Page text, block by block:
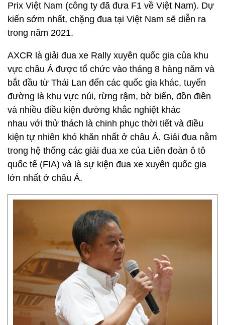
Prix Việt Nam (công ty đã đưa F1 về Việt Nam). Dự
kiến sớm nhất, chặng đua tại Việt Nam sẽ diễn ra
trong năm 2021.
AXCR là giải đua xe Rally xuyên quốc gia của khu
vực châu Á được tổ chức vào tháng 8 hàng năm và
bắt đầu từ Thái Lan đến các quốc gia khác, tuyến
đường là khu vực núi, rừng rậm, bờ biển, đồn điền
và nhiều điều kiện đường khắc nghiệt khác
nhau với thử thách là chinh phục thời tiết và điều
kiện tự nhiên khó khăn nhất ở châu Á. Giải đua nằm
trong hệ thống các giải đua xe của Liên đoàn ô tô
quốc tế (FIA) và là sự kiện đua xe xuyên quốc gia
lớn nhất ở châu Á.